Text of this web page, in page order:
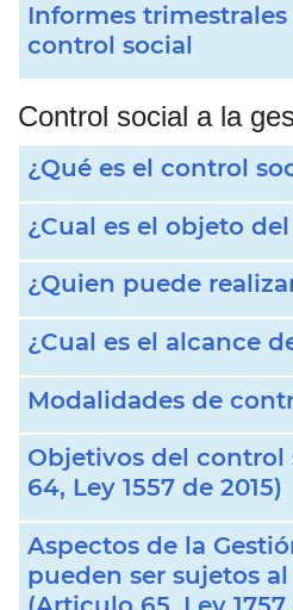
Informes
control social
Control social a la
¿Qué es el control
¿Cual es el objeto
¿Quien puede
¿Cual es el alcance
Modalidades de
Objetivos del control
64, Ley 1557 de 2015)
Aspectos de la
pueden ser sujetos